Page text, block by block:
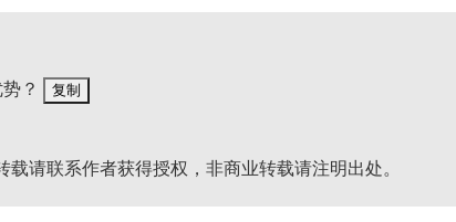
？ 复制
请联系作者获得授权，非商业转载请注明出处。